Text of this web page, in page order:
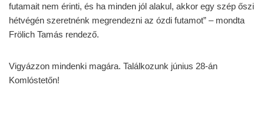
futamait nem érinti, és ha minden jól alakul, akkor egy szép őszi
hétvégén szeretnénk megrendezni az ózdi futamot” – mondta
Frölich Tamás rendező.
Vigyázzon mindenki magára. Találkozunk június 28-án
Komlóstetőn!